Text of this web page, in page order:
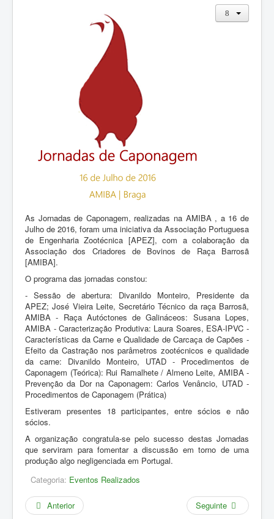
As Jornadas de Caponagem, realizadas na AMIBA , a 16 de
Julho de 2016, foram uma iniciativa da Associação Portuguesa
de Engenharia Zootécnica [APEZ], com a colaboração da
Associação dos Criadores de Bovinos de Raça Barrosã
[AMIBA].
O programa das jornadas constou:
- Sessão de abertura: Divanildo Monteiro, Presidente da
APEZ; José Vieira Leite, Secretário Técnico da raça Barrosã,
AMIBA - Raça Autóctones de Galináceos: Susana Lopes,
AMIBA - Caracterização Produtiva: Laura Soares, ESA-IPVC -
Características da Carne e Qualidade de Carcaça de Capões -
Efeito da Castração nos parâmetros zootécnicos e qualidade
da carne: Divanildo Monteiro, UTAD - Procedimentos de
Caponagem (Teórica): Rui Ramalhete / Almeno Leite, AMIBA -
Prevenção da Dor na Caponagem: Carlos Venâncio, UTAD -
Procedimentos de Caponagem (Prática)
Estiveram presentes 18 participantes, entre sócios e não
sócios.
A organização congratula-se pelo sucesso destas Jornadas
que serviram para fomentar a discussão em torno de uma
produção algo negligenciada em Portugal.
Categoria: Eventos Realizados
Anterior Seguinte